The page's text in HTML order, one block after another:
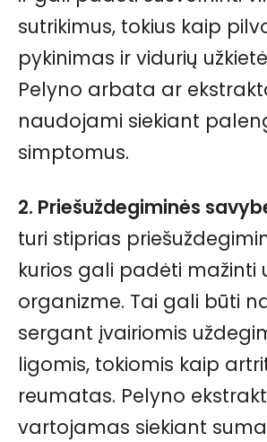
sutrikimus, tokius kaip
pykinimas ir vidurių
Pelyno arbata ar
naudojami siekiant
simptomus.
2. Priešuždegiminės
turi stiprias
kurios gali padėti mažinti
organizme. Tai gali būti
sergant įvairiomis
ligomis, tokiomis kaip
reumatas. Pelyno
vartojamas siekiant